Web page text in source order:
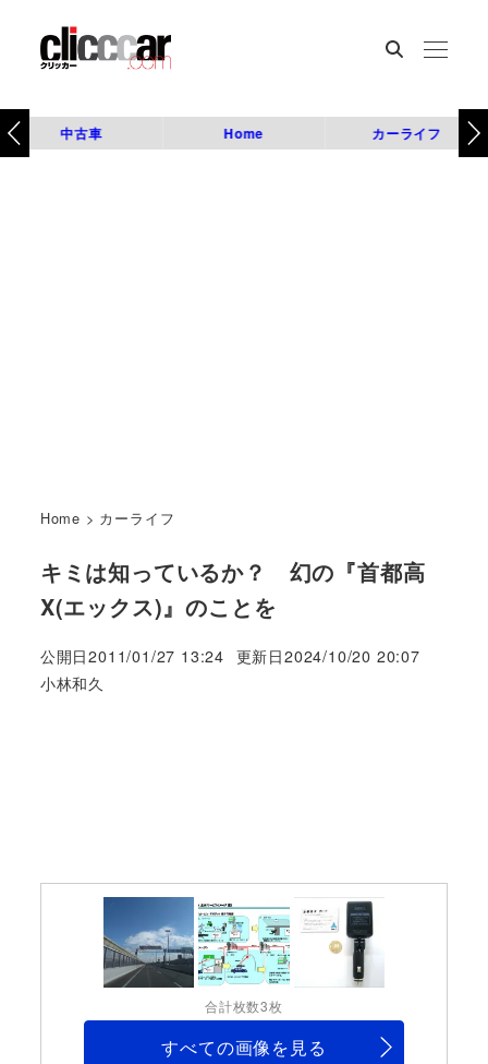
中古車 Home カーライフ
Home > カーライフ
キミは知っているか？ 幻の『首都高
X(エックス)』のことを
公開日2011/01/27 13:24 更新日2024/10/20 20:07
著
小林和久
合計枚数3枚
すべての画像を見る